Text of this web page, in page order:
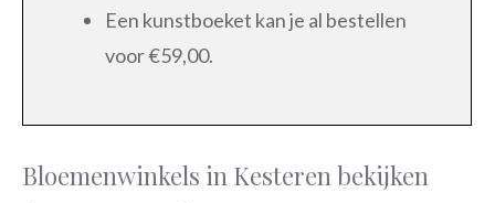
Een kunstboeket kan je al bestellen
voor €59,00.
Bloemenwinkels in Kesteren bekijken